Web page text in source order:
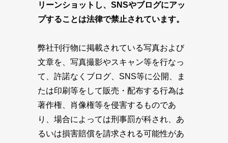
リーンショットし、SNSやブログにアッ
プすることは法律で禁止されています。
弊社刊行物に掲載されている写真および
文章を、写真撮影やスキャン等を行なっ
て、許諾なくブログ、SNS等に公開、ま
たは印刷等をして販売・配布する行為は
著作権、肖像権等を侵害するものであ
り、場合によっては刑事罰が科され、あ
るいは損害賠償を請求される可能性があ